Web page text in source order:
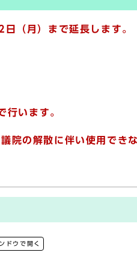
（月）まで延長します。
行います。
院の解散に伴い使用でき
ドウで開く